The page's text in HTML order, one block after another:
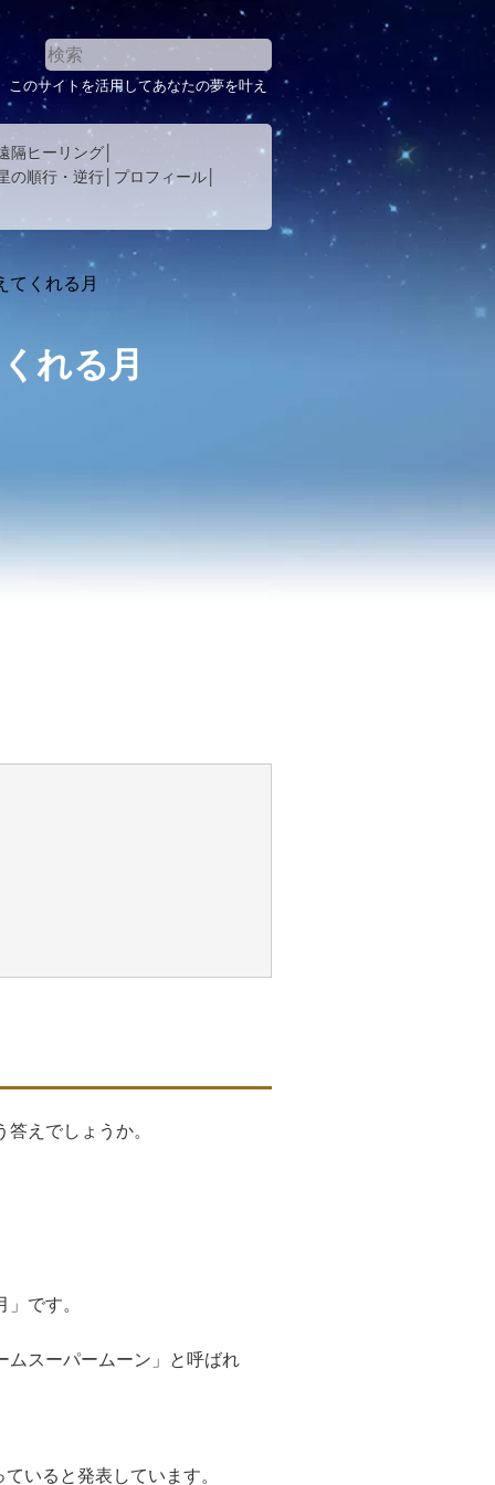
のサイトを活用してあなたの夢を叶え
隔ヒーリング
の順行・逆行
プロフィール
てくれる月
れる月
えでしょうか。
です。
ムスーパームーン」と呼ばれ
いると発表しています。